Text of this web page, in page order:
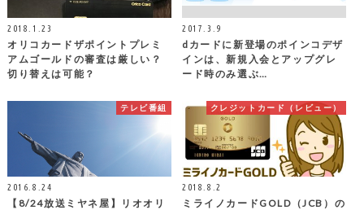
2018.1.23
オリコカードザポイントプレミ
アムゴールドの審査は厳しい？
切り替えは可能？
2017.3.9
dカードに新登場のポインコデザ
インは、新規入会とアップグレ
ード時のみ選ぶ…
テレビ番組
2016.8.24
【8/24放送ミヤネ屋】リオオリ
クレジットカード（レビュー）
2018.8.2
ミライノカードGOLD（JCB）の